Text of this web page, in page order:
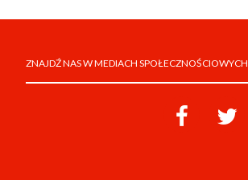
ZNAJDŹ NAS W MEDIACH SPOŁECZNOŚCIOWYCH